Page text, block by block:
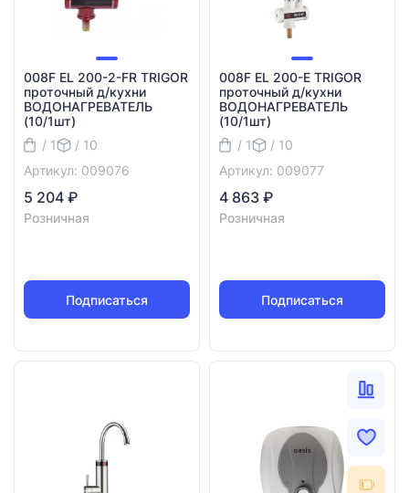
008F EL 200-2-FR TRIGOR
проточный д/кухни
ВОДОНАГРЕВАТЕЛЬ
(10/1шт)
/ 1
/ 10
Артикул: 009076
5 204 ₽
Розничная
Подписаться
008F EL 200-E TRIGOR
проточный д/кухни
ВОДОНАГРЕВАТЕЛЬ
(10/1шт)
/ 1
/ 10
Артикул: 009077
4 863 ₽
Розничная
Подписаться